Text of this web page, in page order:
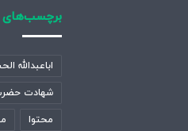
برچسب‌های
اباعبدالله
شهادت
محتوا